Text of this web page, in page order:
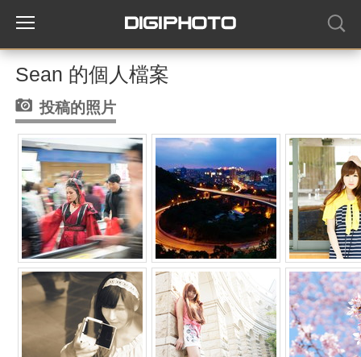
Sean 的個人檔案
投稿的照片